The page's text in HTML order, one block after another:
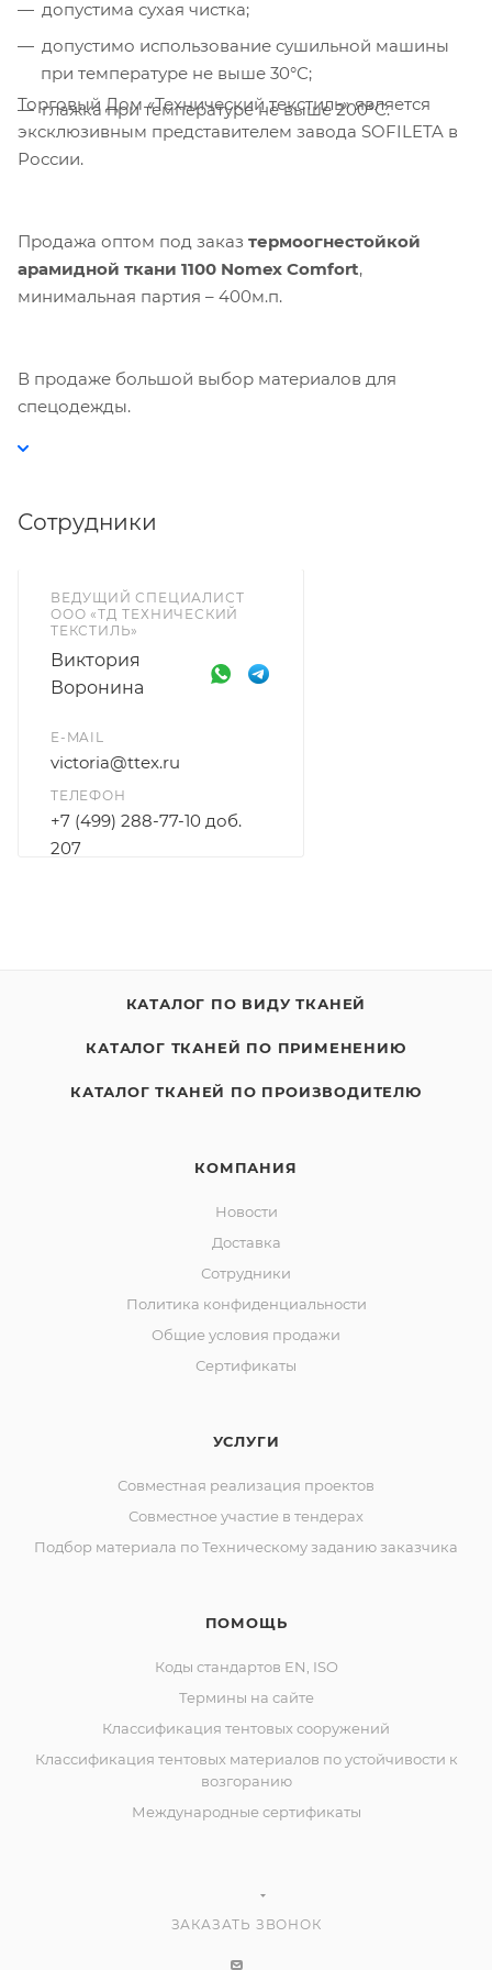
допустима сухая чистка;
допустимо использование сушильной машины
при температуре не выше 30°С;
глажка при температуре не выше 200°С.
Торговый Дом «Технический текстиль» является
эксклюзивным представителем завода SOFILETA в
России.
Продажа оптом под заказ термоогнестойкой
арамидной ткани 1100 Nomex Comfort,
минимальная партия – 400м.п.
В продаже большой выбор материалов для
спецодежды.
Сотрудники
ВЕДУЩИЙ СПЕЦИАЛИСТ
ООО «ТД ТЕХНИЧЕСКИЙ
ТЕКСТИЛЬ»
Виктория
Воронина
E-MAIL
victoria@ttex.ru
ТЕЛЕФОН
+7 (499) 288-77-10 доб.
207
КАТАЛОГ ПО ВИДУ ТКАНЕЙ
КАТАЛОГ ТКАНЕЙ ПО ПРИМЕНЕНИЮ
КАТАЛОГ ТКАНЕЙ ПО ПРОИЗВОДИТЕЛЮ
КОМПАНИЯ
Новости
Доставка
Сотрудники
Политика конфиденциальности
Общие условия продажи
Сертификаты
УСЛУГИ
Совместная реализация проектов
Совместное участие в тендерах
Подбор материала по Техническому заданию заказчика
ПОМОЩЬ
Коды стандартов EN, ISO
Термины на сайте
Классификация тентовых сооружений
Классификация тентовых материалов по устойчивости к
возгоранию
Международные сертификаты
ЗАКАЗАТЬ ЗВОНОК